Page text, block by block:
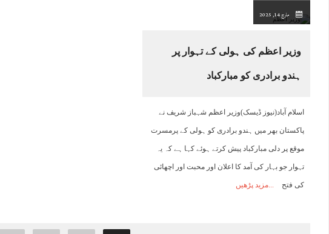
مارچ 14, 2025
وزیر اعظم کی ہولی کے تہوار پر
ہندو برادری کو مبارکباد
اسلام آباد(نیوز ڈیسک)وزیر اعظم شہباز شریف نے
پاکستان بھر میں ہندو برادری کو ہولی کے پرمسرت
موقع پر دلی مبارکباد پیش کرتے ہوئے کہا ہے کہ یہ
تہوار جو بہار کی آمد کا اعلان اور محبت اور اچھائی
کی فتح مزید پڑھیں